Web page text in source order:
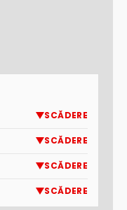
SCĂDERE
SCĂDERE
SCĂDERE
SCĂDERE